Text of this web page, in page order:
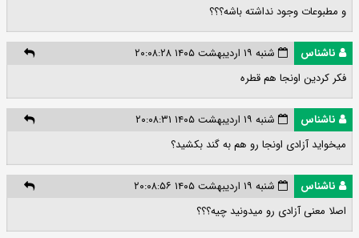
و مطبوعات وجود نداشته باشه؟؟؟
ناشناس
شنبه ۱۹ اردیبهشت ۱۴۰۵ ۲۰:۰۸:۲۸
فکر کردین اونجا هم قطره
ناشناس
شنبه ۱۹ اردیبهشت ۱۴۰۵ ۲۰:۰۸:۳۱
میخواید آزادی اونجا رو هم به گند بکشید؟
ناشناس
شنبه ۱۹ اردیبهشت ۱۴۰۵ ۲۰:۰۸:۵۶
اصلا معنی آزادی رو میدونید چیه؟؟؟